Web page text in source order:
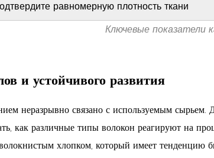
Ключевые показатели
равномерную плотность ткани
и устойчивого развития
неразрывно связано с используемым
как различные типы волокон реагируют на
хлопком, который имеет тенденцию